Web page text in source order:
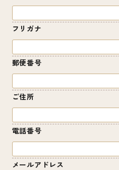
フリガナ
郵便番号
ご住所
電話番号
メールアドレス